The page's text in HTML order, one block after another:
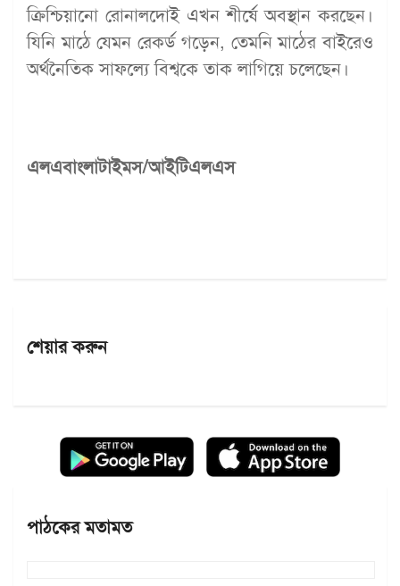
ক্রিশ্চিয়ানো রোনালদোই এখন শীর্ষে অবস্থান করছেন।
যিনি মাঠে যেমন রেকর্ড গড়েন, তেমনি মাঠের বাইরেও
অর্থনৈতিক সাফল্যে বিশ্বকে তাক লাগিয়ে চলেছেন।
এলএবাংলাটাইমস/আইটিএলএস
শেয়ার করুন
পাঠকের মতামত